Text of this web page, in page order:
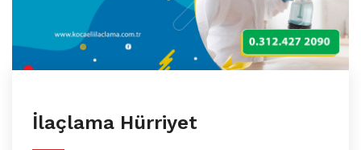
İlaçlama Hürriyet